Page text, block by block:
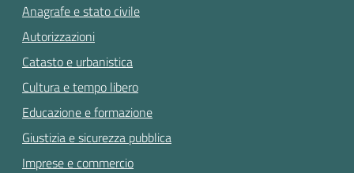
Anagrafe e stato civile
Autorizzazioni
Catasto e urbanistica
Cultura e tempo libero
Educazione e formazione
Giustizia e sicurezza pubblica
Imprese e commercio